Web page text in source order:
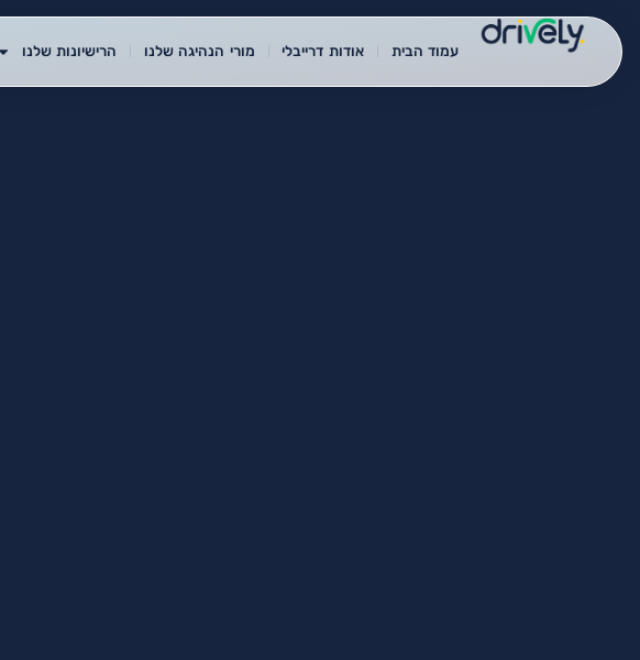
עמוד הבית אודות דרייבלי מורי הנהיגה שלנו הרישיונות שלנו